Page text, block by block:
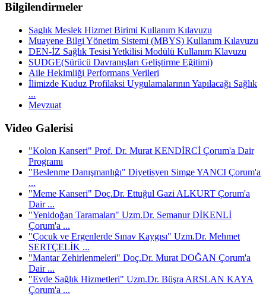
Bilgilendirmeler
Saglık Meslek Hizmet Birimi Kullanım Kılavuzu
Muayene Bilgi Yönetim Sistemi (MBYS) Kullanım Kılavuzu
DEN-İZ Sağlık Tesisi Yetkilisi Modülü Kullanım Klavuzu
SUDGE(Sürücü Davranışları Geliştirme Eğitimi)
Aile Hekimliği Performans Verileri
İlimizde Kuduz Profilaksi Uygulamalarının Yapılacağı Sağlık
...
Mevzuat
Video Galerisi
"Kolon Kanseri" Prof. Dr. Murat KENDİRCİ Çorum'a Dair
Programı
"Beslenme Danışmanlığı" Diyetisyen Simge YANCI Çorum'a
...
"Meme Kanseri" Doç.Dr. Ettuğul Gazi ALKURT Çorum'a
Dair ...
"Yenidoğan Taramaları" Uzm.Dr. Semanur DİKENLİ
Çorum'a ...
"Çocuk ve Ergenlerde Sınav Kaygısı" Uzm.Dr. Mehmet
SERTÇELİK ...
"Mantar Zehirlenmeleri" Doç.Dr. Murat DOĞAN Çorum'a
Dair ...
"Evde Sağlık Hizmetleri" Uzm.Dr. Büşra ARSLAN KAYA
Çorum'a ...